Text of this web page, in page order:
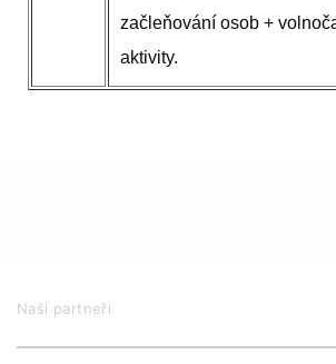
začleňování osob +
aktivity.
Naši partneři